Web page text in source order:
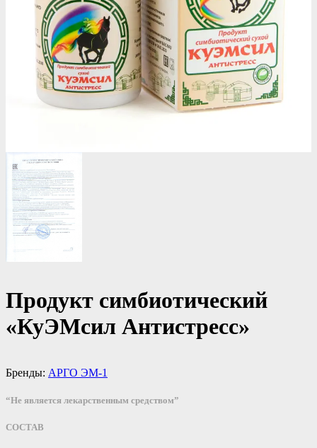
Продукт симбиотический
«КуЭМсил Антистресс»
Бренды: АРГО ЭМ-1
“Не является лекарственным средством”
СОСТАВ